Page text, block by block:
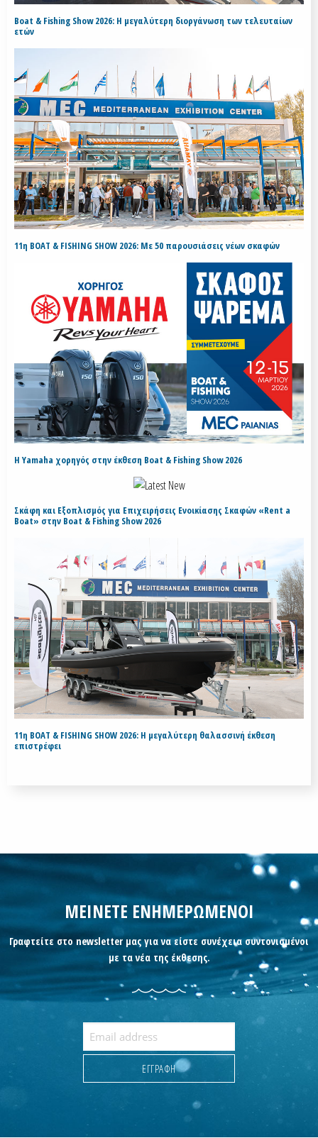
Boat & Fishing Show 2026: Η μεγαλύτερη διοργάνωση των τελευταίων
ετών
11η BOAT & FISHING SHOW 2026: Με 50 παρουσιάσεις νέων σκαφών
H Yamaha χορηγός στην έκθεση Boat & Fishing Show 2026
Σκάφη και Εξοπλισμός για Επιχειρήσεις Ενοικίασης Σκαφών «Rent a
Boat» στην Boat & Fishing Show 2026
11η BOAT & FISHING SHOW 2026: Η μεγαλύτερη θαλασσινή έκθεση
επιστρέφει
ΜΕΙΝΕΤΕ ΕΝΗΜΕΡΩΜΕΝΟΙ
Γραφτείτε στο newsletter μας για να είστε συνέχεια συντονισμένοι
με τα νέα της έκθεσης.